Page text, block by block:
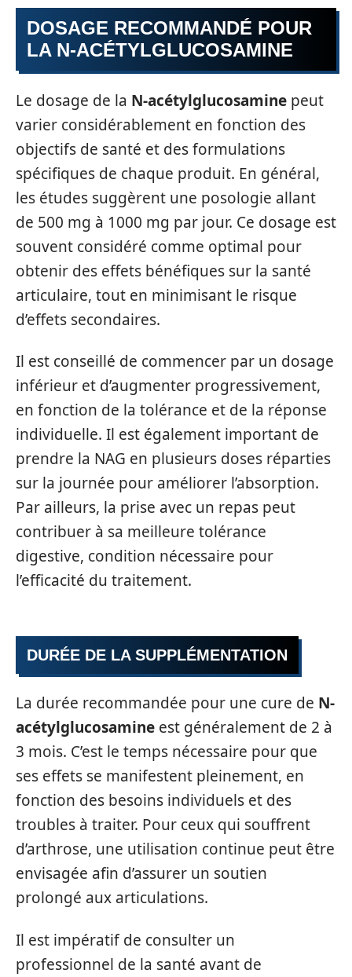
DOSAGE RECOMMANDÉ POUR
LA N-ACÉTYLGLUCOSAMINE
Le dosage de la N-acétylglucosamine peut
varier considérablement en fonction des
objectifs de santé et des formulations
spécifiques de chaque produit. En général,
les études suggèrent une posologie allant
de 500 mg à 1000 mg par jour. Ce dosage est
souvent considéré comme optimal pour
obtenir des effets bénéfiques sur la santé
articulaire, tout en minimisant le risque
d’effets secondaires.
Il est conseillé de commencer par un dosage
inférieur et d’augmenter progressivement,
en fonction de la tolérance et de la réponse
individuelle. Il est également important de
prendre la NAG en plusieurs doses réparties
sur la journée pour améliorer l’absorption.
Par ailleurs, la prise avec un repas peut
contribuer à sa meilleure tolérance
digestive, condition nécessaire pour
l’efficacité du traitement.
DURÉE DE LA SUPPLÉMENTATION
La durée recommandée pour une cure de N-
acétylglucosamine est généralement de 2 à
3 mois. C’est le temps nécessaire pour que
ses effets se manifestent pleinement, en
fonction des besoins individuels et des
troubles à traiter. Pour ceux qui souffrent
d’arthrose, une utilisation continue peut être
envisagée afin d’assurer un soutien
prolongé aux articulations.
Il est impératif de consulter un
professionnel de la santé avant de